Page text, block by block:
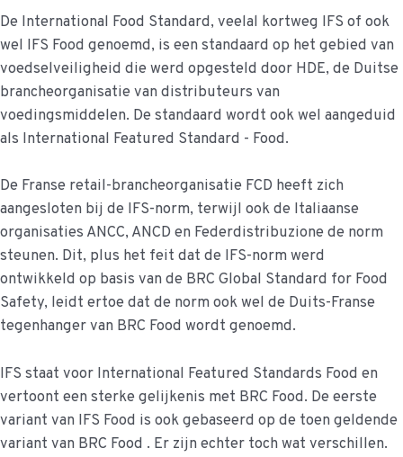
De International Food Standard, veelal kortweg IFS of ook
wel IFS Food genoemd, is een standaard op het gebied van
voedselveiligheid die werd opgesteld door HDE, de Duitse
brancheorganisatie van distributeurs van
voedingsmiddelen. De standaard wordt ook wel aangeduid
als International Featured Standard - Food.
De Franse retail-brancheorganisatie FCD heeft zich
aangesloten bij de IFS-norm, terwijl ook de Italiaanse
organisaties ANCC, ANCD en Federdistribuzione de norm
steunen. Dit, plus het feit dat de IFS-norm werd
ontwikkeld op basis van de BRC Global Standard for Food
Safety, leidt ertoe dat de norm ook wel de Duits-Franse
tegenhanger van BRC Food wordt genoemd.
IFS staat voor International Featured Standards Food en
vertoont een sterke gelijkenis met BRC Food. De eerste
variant van IFS Food is ook gebaseerd op de toen geldende
variant van BRC Food . Er zijn echter toch wat verschillen.